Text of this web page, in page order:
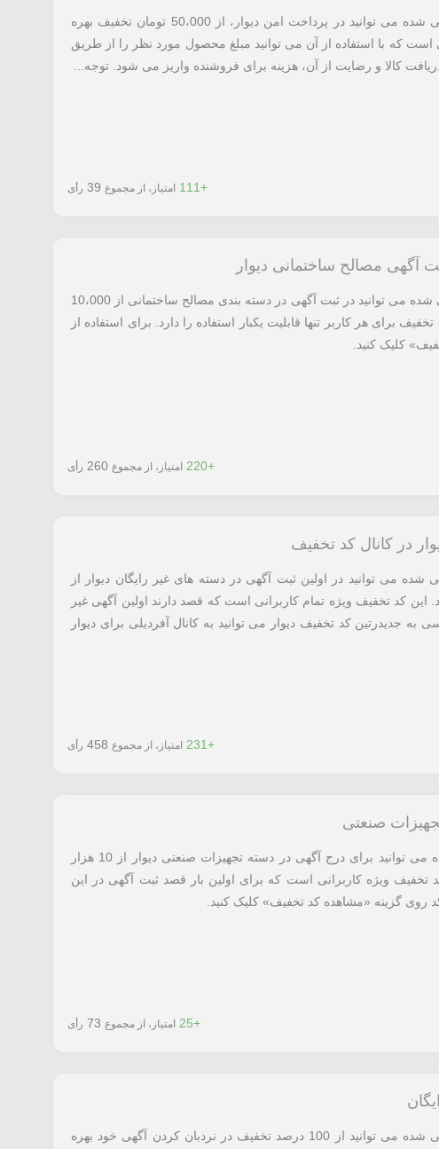
با استفاده از کد تخفیف دیوار معرفی شده می توانید در پرداخت امن دیوار، از 50،000 تومان تخفیف بهره
که با استفاده از آن می توانید مبلغ محصول مورد نظر را از طریق
کالا و رضایت از آن، هزینه برای فروشنده واریز می شود. توجه...
+111 امتیاز، از مجموع 39 رأی
با استفاده از کد تخفیف دیوار معرفی شده می توانید در ثبت آگهی در دسته بندی مصالح ساختمانی از 10،000
برای هر کاربر تنها قابلیت یکبار استفاده را دارد. برای استفاده از
کلیک کنید.
+220 امتیاز، از مجموع 260 رأی
شده می توانید در اولین ثبت آگهی در دسته های غیر رایگان دیوار از
شوید. این کد تخفیف ویژه تمام کاربرانی است که قصد دارند اولین آگهی غیر
به جدیدرتین کد تخفیف دیوار می توانید به کانال آفردیلی برای دیوار
+231 امتیاز، از مجموع 458 رأی
صنعتی
با استفاده از کد تخفیف معرفی شده می توانید برای درج آگهی در دسته تجهیزات صنعتی دیوار از 10 هزار
تخفیف ویژه کاربرانی است که برای اولین بار قصد ثبت آگهی در این
روی گزینه «مشاهده کد تخفیف» کلیک کنید.
+25 امتیاز، از مجموع 73 رأی
با استفاده از کد تخفیف دیوار معرفی شده می توانید از 100 درصد تخفیف در نردبان کردن آگهی خود بهره